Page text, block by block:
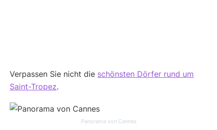
Verpassen Sie nicht die schönsten Dörfer rund um
Saint-Tropez.
Panorama von Cannes